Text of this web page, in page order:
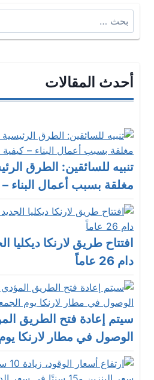
عن:
أحدث المقالات
تنبيه للسائقين: الطرق
مغلقة بسبب أعمال البناء –
افتتاح طريق لارنكا ديكليا
دام 26 عاماً
سيتم إعادة فتح الطريق
الوصول في مطار لارنكا